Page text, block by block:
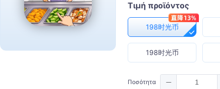
Τιμή προϊόντος
198时光币
198时光币
Ποσότητα